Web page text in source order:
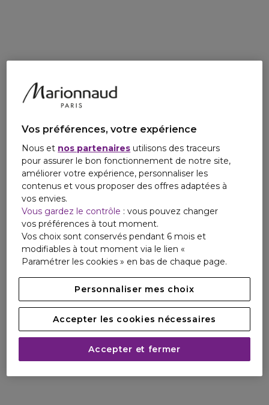
Vos préférences, votre expérience
Nous et nos partenaires utilisons des traceurs
pour assurer le bon fonctionnement de notre site,
améliorer votre expérience, personnaliser les
contenus et vous proposer des offres adaptées à
vos envies.
Vous gardez le contrôle : vous pouvez changer
vos préférences à tout moment.
Vos choix sont conservés pendant 6 mois et
modifiables à tout moment via le lien «
Paramétrer les cookies » en bas de chaque page.
Personnaliser mes choix
Accepter les cookies nécessaires
Accepter et fermer